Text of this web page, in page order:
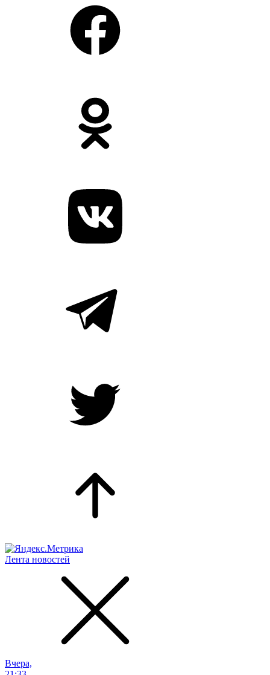
Лента новостей
Вчера,